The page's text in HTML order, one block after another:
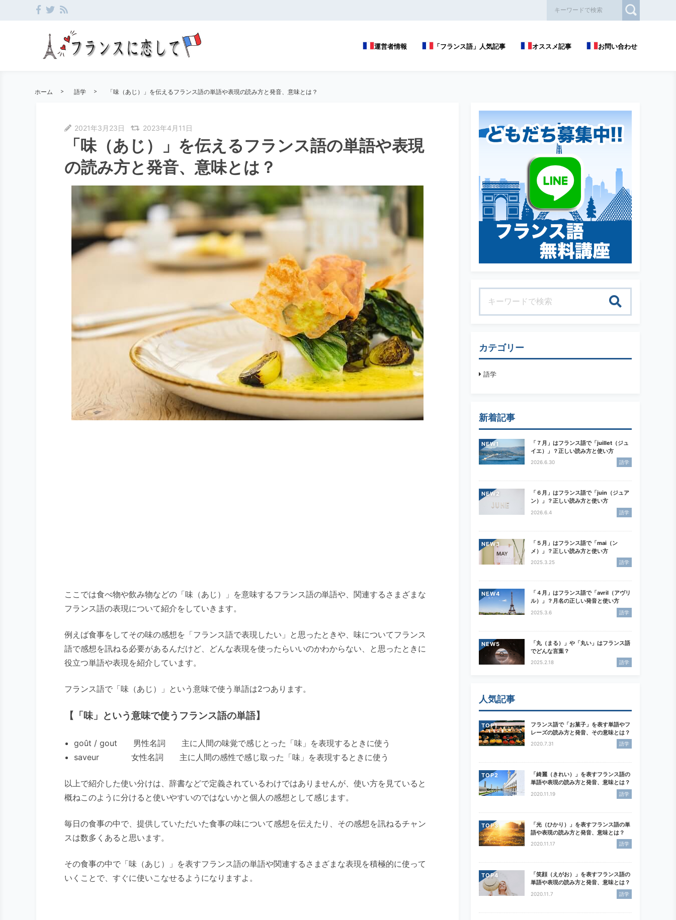
運営者情報 「フランス語」人気記事 オススメ記事 お問い合わせ
ホーム 語学 「味（あじ）」を伝えるフランス語の単語や表現の読み方と発音、意味とは？
2021年3月23日 2023年4月11日
「味（あじ）」を伝えるフランス語の単語や表現
の読み方と発音、意味とは？
ここでは食べ物や飲み物などの「味（あじ）」を意味するフランス語の単語や、関連するさまざまな
フランス語の表現について紹介をしていきます。
例えば食事をしてその味の感想を「フランス語で表現したい」と思ったときや、味についてフランス
語で感想を訊ねる必要があるんだけど、どんな表現を使ったらいいのかわからない、と思ったときに
役立つ単語や表現を紹介しています。
フランス語で「味（あじ）」という意味で使う単語は2つあります。
【「味」という意味で使うフランス語の単語】
goût / gout 男性名詞 主に人間の味覚で感じとった「味」を表現するときに使う
saveur 女性名詞 主に人間の感性で感じ取った「味」を表現するときに使う
以上で紹介した使い分けは、辞書などで定義されているわけではありませんが、使い方を見ていると
概ねこのように分けると使いやすいのではないかと個人の感想として感じます。
毎日の食事の中で、提供していただいた食事の味について感想を伝えたり、その感想を訊ねるチャン
スは数多くあると思います。
その食事の中で「味（あじ）」を表すフランス語の単語や関連するさまざまな表現を積極的に使って
いくことで、すぐに使いこなせるようになりますよ。
カテゴリー
語学
新着記事
NEW
「７月」はフランス語で「juillet（ジュ
イエ）」？正しい読み方と使い方
2026.6.30 語学
NEW
「６月」はフランス語で「juin（ジュア
ン）」？正しい読み方と使い方
2026.6.4 語学
NEW
「５月」はフランス語で「mai（ン
メ）」？正しい読み方と使い方
2025.3.25 語学
NEW
「４月」はフランス語で「avril（アヴリ
ル）」？月名の正しい発音と使い方
2025.3.6 語学
NEW
「丸（まる）」や「丸い」はフランス語
でどんな言葉？
2025.2.18 語学
人気記事
TOP
フランス語で「お菓子」を表す単語やフ
レーズの読み方と発音、その意味とは？
2020.7.31 語学
TOP
「綺麗（きれい）」を表すフランス語の
単語や表現の読み方と発音、意味とは？
2020.11.19 語学
TOP
「光（ひかり）」を表すフランス語の単
語や表現の読み方と発音、意味とは？
2020.11.17 語学
TOP
「笑顔（えがお）」を表すフランス語の
単語や表現の読み方と発音、意味とは？
2020.11.7 語学